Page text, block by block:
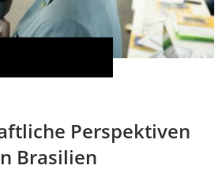
Perspektiven
Brasilien